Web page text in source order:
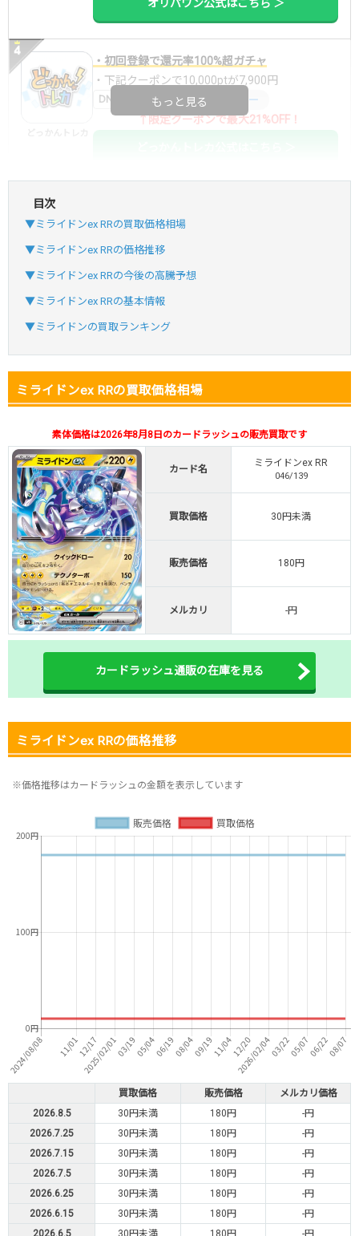
オリパワン公式はこちら ＞
・初回登録で還元率100%超ガチャ
・下記クーポンで10,000ptが7,900円
DNGBIF4X コードコピー
↑限定クーポンで最大21%OFF！
おりパンダ
・新規登録で6種類アド確解禁
SVGC7P
・新規登録で6種類アド確解禁
小口で当たりやすい穴場オリパ
オリくじ
・新規登録で無料100連できる！
・初回購入は500coinが50円
TVCM記念！激熱イベント開催中
オリくじ公式はこちら ＞
・リリース1周年イベント開催中！
・新規登録で最大90%OFF
初回登録で4種類アド確解放
TORAオリパ公式はこちら ＞
もっと見る
目次
▼ミライドンex RRの買取価格相場
▼ミライドンex RRの価格推移
▼ミライドンex RRの今後の高騰予想
▼ミライドンex RRの基本情報
▼ミライドンの買取ランキング
ミライドンex RRの買取価格相場
素体価格は2026年8月8日のカードラッシュの販売買取です
カード名
ミライドンex RR
046/139
買取価格 30円未満
販売価格 180円
メルカリ -円
カードラッシュ通販の在庫を見る
ミライドンex RRの価格推移
※価格推移はカードラッシュの金額を表示しています
買取価格 販売価格
メルカリ価格
2026.8.5
30円未満 180円
-円
2026.7.25
30円未満 180円
-円
2026.7.15
30円未満 180円
-円
2026.7.5
30円未満 180円
-円
2026.6.25
30円未満 180円
-円
2026.6.15
30円未満 180円
-円